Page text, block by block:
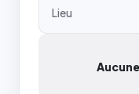
Lieu